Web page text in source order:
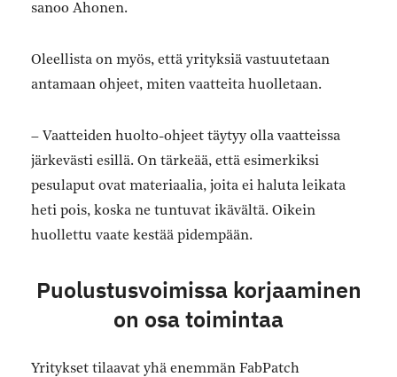
sanoo Ahonen.
Oleellista on myös, että yrityksiä vastuutetaan
antamaan ohjeet, miten vaatteita huolletaan.
– Vaatteiden huolto-ohjeet täytyy olla vaatteissa
järkevästi esillä. On tärkeää, että esimerkiksi
pesulaput ovat materiaalia, joita ei haluta leikata
heti pois, koska ne tuntuvat ikävältä. Oikein
huollettu vaate kestää pidempään.
Puolustusvoimissa korjaaminen
on osa toimintaa
Yritykset tilaavat yhä enemmän FabPatch